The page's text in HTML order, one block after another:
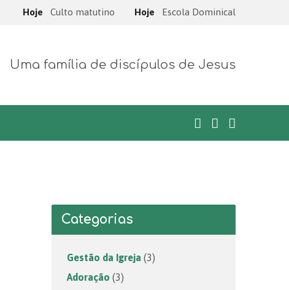
Hoje Culto matutino Hoje Escola Dominical
Uma família de discípulos de Jesus
Categorias
Gestão da Igreja (3)
Adoração (3)